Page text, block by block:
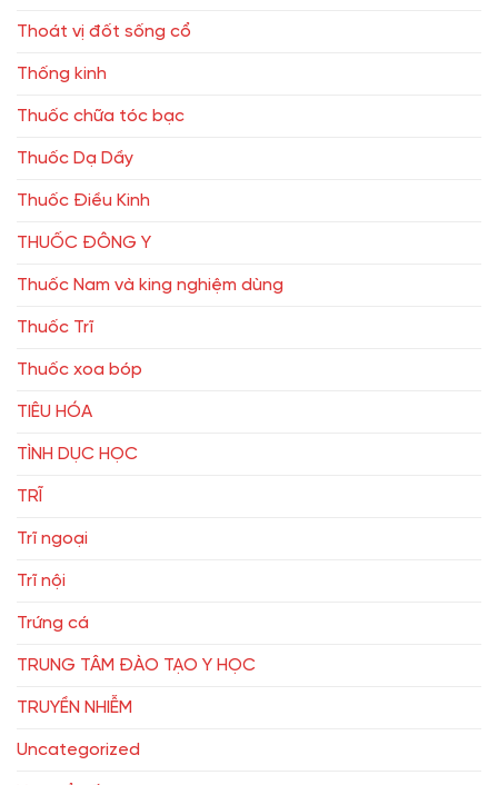
Thoát vị đốt sống cổ
Thống kinh
Thuốc chữa tóc bạc
Thuốc Dạ Dầy
Thuốc Điều Kinh
THUỐC ĐÔNG Y
Thuốc Nam và king nghiệm dùng
Thuốc Trĩ
Thuốc xoa bóp
TIÊU HÓA
TÌNH DỤC HỌC
TRĨ
Trĩ ngoại
Trĩ nội
Trứng cá
TRUNG TÂM ĐÀO TẠO Y HỌC
TRUYỀN NHIỄM
Uncategorized